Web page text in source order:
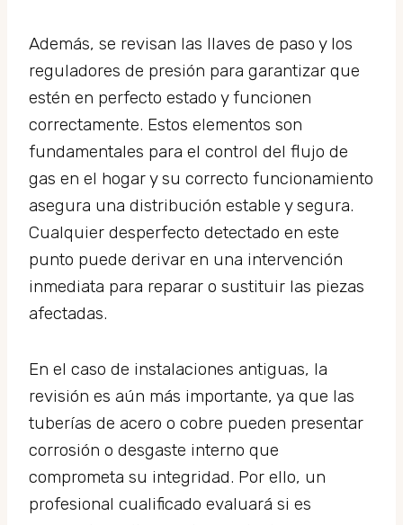
Además, se revisan las llaves de paso y los
reguladores de presión para garantizar que
estén en perfecto estado y funcionen
correctamente. Estos elementos son
fundamentales para el control del flujo de
gas en el hogar y su correcto funcionamiento
asegura una distribución estable y segura.
Cualquier desperfecto detectado en este
punto puede derivar en una intervención
inmediata para reparar o sustituir las piezas
afectadas.
En el caso de instalaciones antiguas, la
revisión es aún más importante, ya que las
tuberías de acero o cobre pueden presentar
corrosión o desgaste interno que
comprometa su integridad. Por ello, un
profesional cualificado evaluará si es